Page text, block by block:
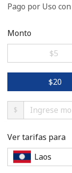
Pago por Uso
Monto
⁦$5⁩
⁦$20⁩
$
Ver tarifas para